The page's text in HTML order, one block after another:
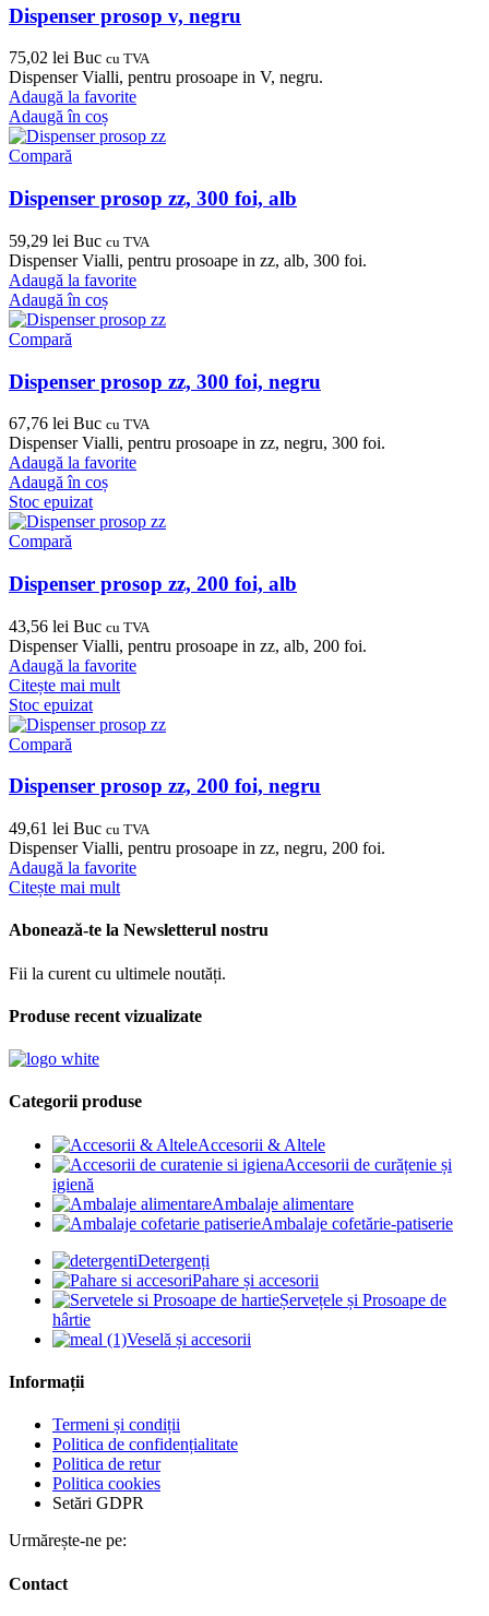
Dispenser prosop v, negru
75,02 lei Buc cu TVA
Dispenser Vialli, pentru prosoape in V, negru.
Adaugă la favorite
Adaugă în coș
Compară
Dispenser prosop zz, 300 foi, alb
59,29 lei Buc cu TVA
Dispenser Vialli, pentru prosoape in zz, alb, 300 foi.
Adaugă la favorite
Adaugă în coș
Compară
Dispenser prosop zz, 300 foi, negru
67,76 lei Buc cu TVA
Dispenser Vialli, pentru prosoape in zz, negru, 300 foi.
Adaugă la favorite
Adaugă în coș
Stoc epuizat
Compară
Dispenser prosop zz, 200 foi, alb
43,56 lei Buc cu TVA
Dispenser Vialli, pentru prosoape in zz, alb, 200 foi.
Adaugă la favorite
Citește mai mult
Stoc epuizat
Compară
Dispenser prosop zz, 200 foi, negru
49,61 lei Buc cu TVA
Dispenser Vialli, pentru prosoape in zz, negru, 200 foi.
Adaugă la favorite
Citește mai mult
Abonează-te la Newsletterul nostru
Fii la curent cu ultimele noutăți.
Produse recent vizualizate
Categorii produse
Accesorii & Altele
Accesorii de curățenie și
igienă
Ambalaje alimentare
Ambalaje cofetărie-patiserie
Detergenți
Pahare și accesorii
Șervețele și Prosoape de
hârtie
Veselă și accesorii
Informații
Termeni și condiții
Politica de confidențialitate
Politica de retur
Politica cookies
Setări GDPR
Urmărește-ne pe:
Contact